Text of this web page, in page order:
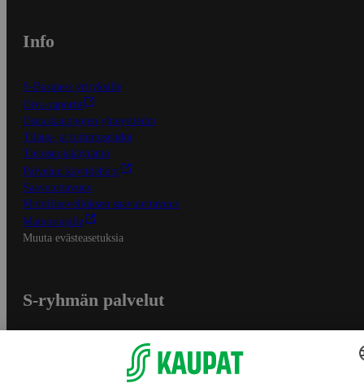
Info
S-Business yrityksille
Oiva-raportit
Osuuskauppojen yhteystiedot
Tilaus- ja toimitusehdot
Tietosuojakäytäntö
Palvelun käyttöehdot
Saavutettavuus
Mobiilisovelluksen saavutettavuus
Mainostajalle
Muuta evästeasetuksia
S-ryhmän palvelut
Yhteishyvä Ruoka -sovellus